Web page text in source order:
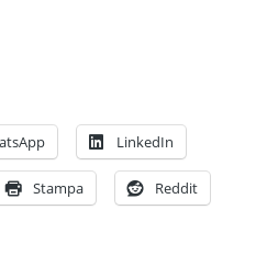
LinkedIn
Stampa Reddit